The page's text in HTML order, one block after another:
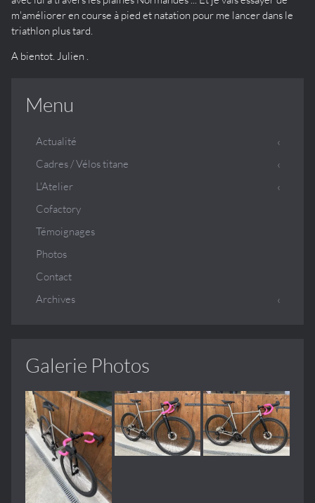
m'améliorer en course à pied et natation pour me lancer dans le
triathlon plus tard.
A bientot. Julien .
Menu
Actualité
Cadres / Vélos titane
L'Atelier
Cofactory
Témoignages
Photos
Contact
Archives
Galerie Photos